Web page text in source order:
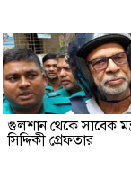
গুলশান থেকে সাবেক
সিদ্দিকী গ্রেফতার